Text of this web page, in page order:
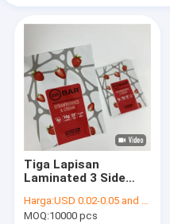
Tiga Lapisan
Laminated 3 Side
Kemasan Makanan
Harga:USD 0.02-0.05 and negotiation
MOQ:10000 pcs